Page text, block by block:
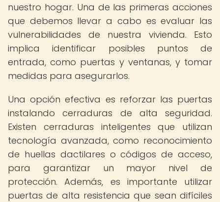
nuestro hogar. Una de las primeras acciones
que debemos llevar a cabo es evaluar las
vulnerabilidades de nuestra vivienda. Esto
implica identificar posibles puntos de
entrada, como puertas y ventanas, y tomar
medidas para asegurarlos.
Una opción efectiva es reforzar las puertas
instalando cerraduras de alta seguridad.
Existen cerraduras inteligentes que utilizan
tecnología avanzada, como reconocimiento
de huellas dactilares o códigos de acceso,
para garantizar un mayor nivel de
protección. Además, es importante utilizar
puertas de alta resistencia que sean difíciles